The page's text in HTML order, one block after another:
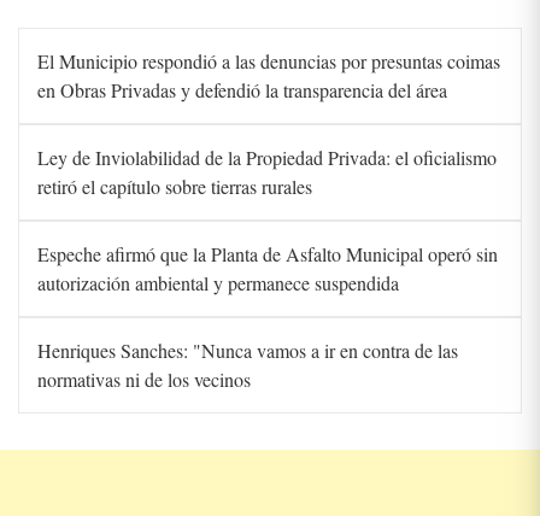
El Municipio respondió a las denuncias por presuntas coimas
en Obras Privadas y defendió la transparencia del área
Ley de Inviolabilidad de la Propiedad Privada: el oficialismo
retiró el capítulo sobre tierras rurales
Espeche afirmó que la Planta de Asfalto Municipal operó sin
autorización ambiental y permanece suspendida
Henriques Sanches: "Nunca vamos a ir en contra de las
normativas ni de los vecinos